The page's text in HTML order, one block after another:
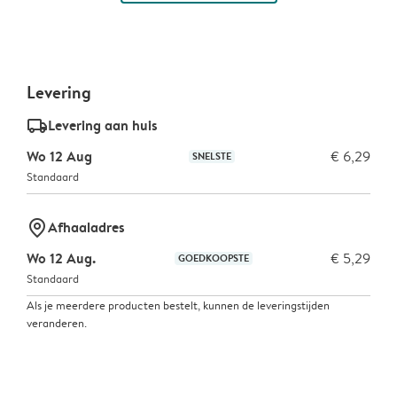
Levering
delivery_standard_v2Levering aan huis
Wo 12 Aug
SNELSTE € 6,29
Standaard
marker-pinAfhaaladres
Wo 12 Aug.
GOEDKOOPSTE € 5,29
Standaard
Als je meerdere producten bestelt, kunnen de leveringstijden
veranderen.